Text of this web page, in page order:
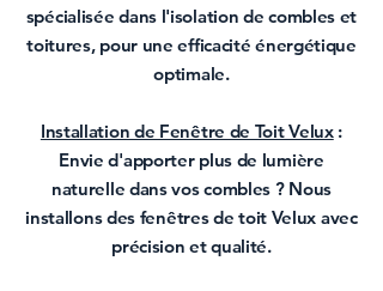
spécialisée dans l'isolation de combles et
toitures, pour une efficacité énergétique
optimale.
Installation de Fenêtre de Toit Velux:
Envie d'apporter plus de lumière
naturelle dans vos combles ? Nous
installons des fenêtres de toit Velux avec
précision et qualité.